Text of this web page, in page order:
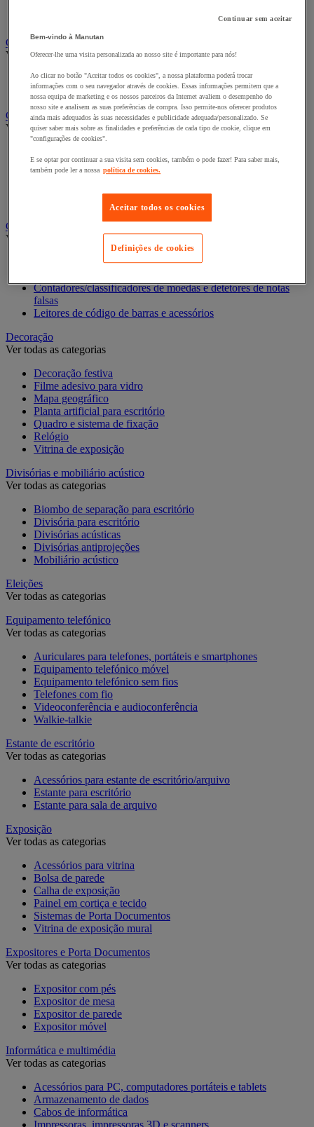
Candeeiro
Ver todas as categorias
Candeeiro de escritório
Candeeiro de pé
Classificação e arquivo
Ver todas as categorias
Caixa de arquivo
Pasta suspensa
Pastas e classificadores
Contagem e registo de valores
Ver todas as categorias
Caixa de dinheiro
Contadores/classificadores de moedas e detetores de notas
falsas
Leitores de código de barras e acessórios
Decoração
Ver todas as categorias
Decoração festiva
Filme adesivo para vidro
Mapa geográfico
Planta artificial para escritório
Quadro e sistema de fixação
Relógio
Vitrina de exposição
Divisórias e mobiliário acústico
Ver todas as categorias
Biombo de separação para escritório
Divisória para escritório
Divisórias acústicas
Divisórias antiprojeções
Mobiliário acústico
Eleições
Ver todas as categorias
Equipamento telefónico
Ver todas as categorias
Auriculares para telefones, portáteis e smartphones
Equipamento telefónico móvel
Equipamento telefónico sem fios
Telefones com fio
Videoconferência e audioconferência
Walkie-talkie
Estante de escritório
Ver todas as categorias
Acessórios para estante de escritório/arquivo
Estante para escritório
Estante para sala de arquivo
Exposição
Ver todas as categorias
Acessórios para vitrina
Bolsa de parede
Calha de exposição
Painel em cortiça e tecido
Sistemas de Porta Documentos
Vitrina de exposição mural
Expositores e Porta Documentos
Ver todas as categorias
Expositor com pés
Expositor de mesa
Expositor de parede
Expositor móvel
Informática e multimédia
Ver todas as categorias
Acessórios para PC, computadores portáteis e tablets
Armazenamento de dados
Cabos de informática
Impressoras, impressoras 3D e scanners
Continuar sem aceitar
Bem-vindo à Manutan
Oferecer-lhe uma visita personalizada ao nosso site é importante para nós!
Ao clicar no botão "Aceitar todos os cookies", a nossa plataforma poderá trocar
informações com o seu navegador através de cookies. Essas informações permitem que a
nossa equipa de marketing e os nossos parceiros da Internet avaliem o desempenho do
nosso site e analisem as suas preferências de compra. Isso permite-nos oferecer produtos
ainda mais adequados às suas necessidades e publicidade adequada/personalizado. Se
quiser saber mais sobre as finalidades e preferências de cada tipo de cookie, clique em
"configurações de cookies".
E se optar por continuar a sua visita sem cookies, também o pode fazer! Para saber mais,
também pode ler a nossa política de cookies.
Aceitar todos os cookies
Definições de cookies